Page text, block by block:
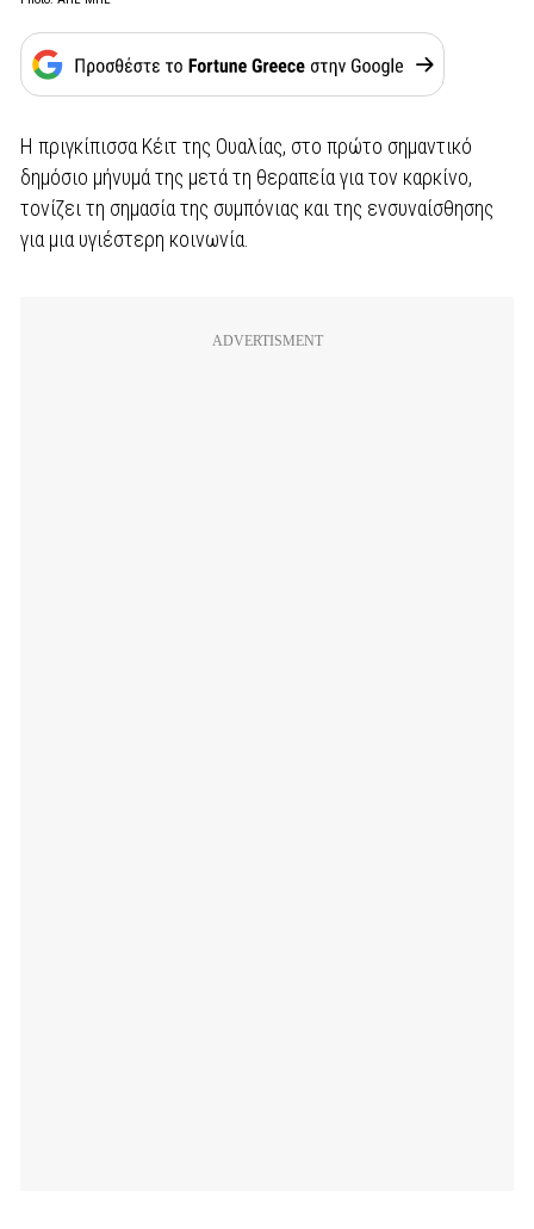
Η πριγκίπισσα Κέιτ της Ουαλίας, στο πρώτο σημαντικό
δημόσιο μήνυμά της μετά τη θεραπεία για τον καρκίνο,
τονίζει τη σημασία της συμπόνιας και της ενσυναίσθησης
για μια υγιέστερη κοινωνία.